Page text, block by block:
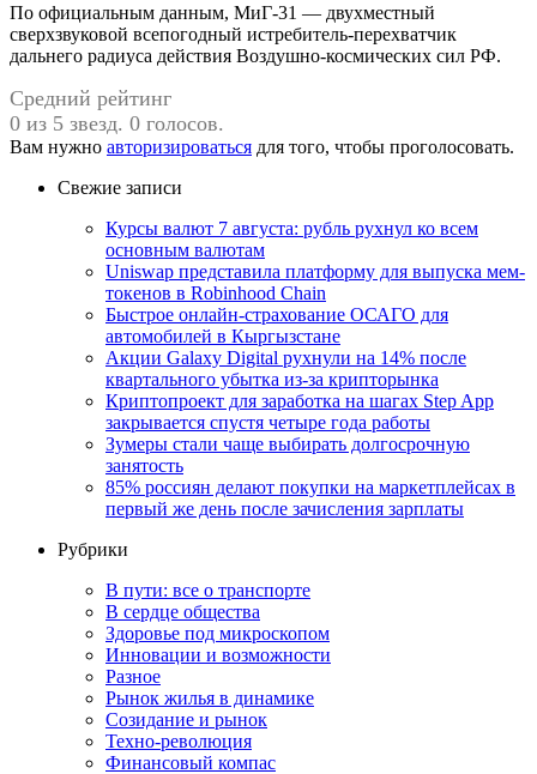
По официальным данным, МиГ-31 — двухместный
сверхзвуковой всепогодный истребитель-перехватчик
дальнего радиуса действия Воздушно-космических сил РФ.
Средний рейтинг
0 из 5 звезд. 0 голосов.
Вам нужно авторизироваться для того, чтобы проголосовать.
Свежие записи
Курсы валют 7 августа: рубль рухнул ко всем
основным валютам
Uniswap представила платформу для выпуска мем-
токенов в Robinhood Chain
Быстрое онлайн-страхование ОСАГО для
автомобилей в Кыргызстане
Акции Galaxy Digital рухнули на 14% после
квартального убытка из-за крипторынка
Криптопроект для заработка на шагах Step App
закрывается спустя четыре года работы
Зумеры стали чаще выбирать долгосрочную
занятость
85% россиян делают покупки на маркетплейсах в
первый же день после зачисления зарплаты
Рубрики
В пути: все о транспорте
В сердце общества
Здоровье под микроскопом
Инновации и возможности
Разное
Рынок жилья в динамике
Созидание и рынок
Техно-революция
Финансовый компас